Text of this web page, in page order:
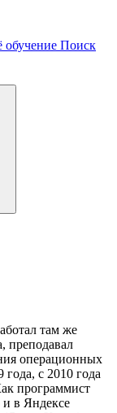
обучение Поиск
там же
преподавал
операционных
с 2010 года
программист
и в Яндексе